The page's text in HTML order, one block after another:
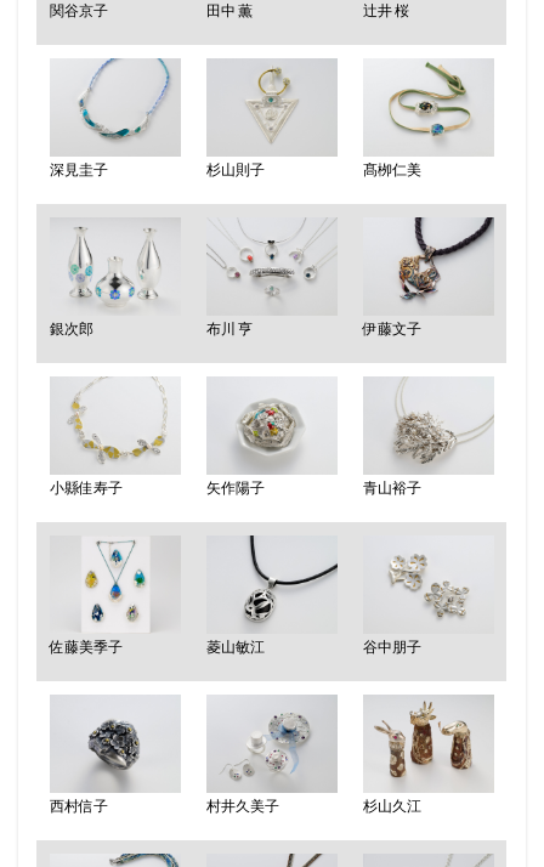
関谷京子 田中 薫 辻井 桜
深見圭子 杉山則子 髙栁仁美
銀次郎 布川 亨 伊藤文子
小縣佳寿子 矢作陽子 青山裕子
佐藤美季子 菱山敏江 谷中朋子
西村信子 村井久美子 杉山久江